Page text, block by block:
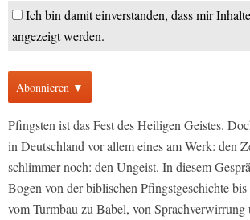
Ich bin damit einverstanden, dass mir
angezeigt werden.
Abonnieren ▼
Pfingsten ist das Fest des Heiligen Geistes.
in Deutschland vor allem eines am Werk: den
schlimmer noch: den Ungeist. In diesem
Bogen von der biblischen Pfingstgeschichte
vom Turmbau zu Babel, von Sprachverwirrung